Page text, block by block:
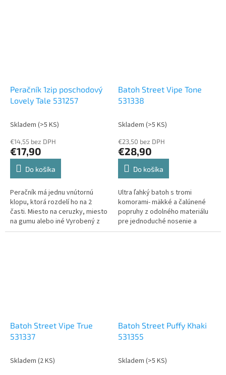
Peračník 1zip poschodový
Lovely Tale 531257
Skladem (>5 KS)
€14,55 bez DPH
€17,90
Do košíka
Peračník má jednu vnútornú
klopu, ktorá rozdelí ho na 2
časti. Miesto na ceruzky, miesto
na gumu alebo iné Vyrobený z
kvalitného materiálu Výška 21
Batoh Street Vipe Tone
531338
Skladem (>5 KS)
€23,50 bez DPH
€28,90
Do košíka
Ultra ľahký batoh s tromi
komorami- mäkké a čalúnené
popruhy z odolného materiálu
pre jednoduché nosenie a
použitie- vnútorný organizér pre
Batoh Street Vipe True
531337
Skladem (2 KS)
Batoh Street Puffy Khaki
531355
Skladem (>5 KS)